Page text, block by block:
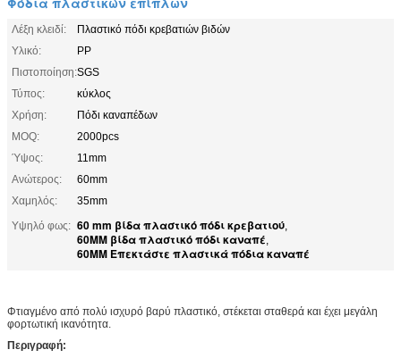
Λέξη κλειδί:
Πλαστικό πόδι κρεβατιών βιδών
Υλικό:
PP
Πιστοποίηση:SGS
Τύπος:
κύκλος
Χρήση:
Πόδι καναπέδων
MOQ:
2000pcs
Ύψος:
11mm
Ανώτερος:
60mm
Χαμηλός:
35mm
Υψηλό φως: 60 mm βίδα πλαστικό πόδι κρεβατιού,
60MM βίδα πλαστικό πόδι καναπέ,
60MM Επεκτάστε πλαστικά πόδια καναπέ
Φτιαγμένο από πολύ ισχυρό βαρύ πλαστικό, στέκεται σταθερά και έχει μεγάλη
φορτωτική ικανότητα.
Περιγραφή: